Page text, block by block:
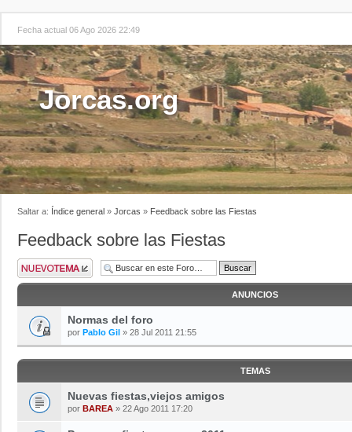
Fecha actual 06 Ago 2026 22:49
Jorcas.org
Saltar a: Índice general » Jorcas » Feedback sobre las Fiestas
Feedback sobre las Fiestas
ANUNCIOS
Normas del foro
por Pablo Gil » 28 Jul 2011 21:55
TEMAS
Nuevas fiestas,viejos amigos
por BAREA » 22 Ago 2011 17:20